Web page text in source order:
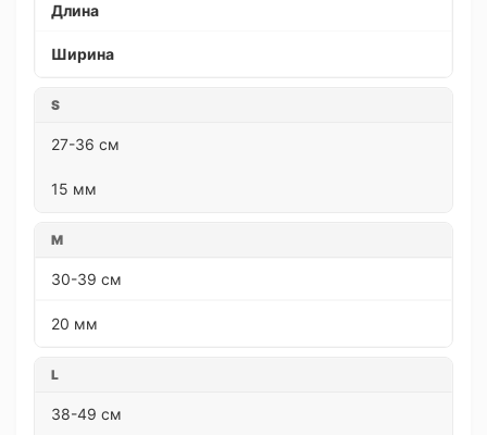
Длина
Ширина
S
27-36 см
15 мм
M
30-39 см
20 мм
L
38-49 см